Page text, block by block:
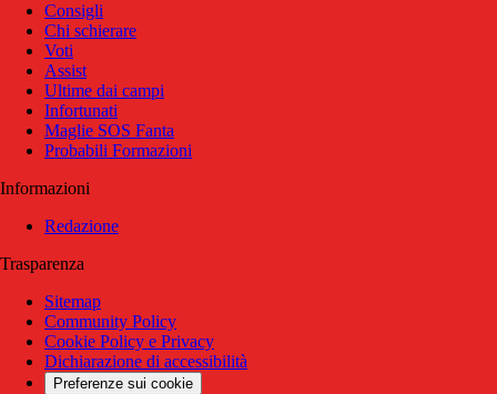
Consigli
Chi schierare
Voti
Assist
Ultime dai campi
Infortunati
Maglie SOS Fanta
Probabili Formazioni
Informazioni
Redazione
Trasparenza
Sitemap
Community Policy
Cookie Policy e Privacy
Dichiarazione di accessibilità
Preferenze sui cookie